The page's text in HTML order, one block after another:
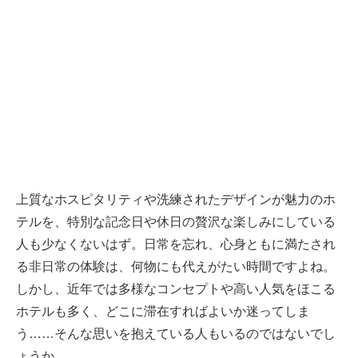
上質なホスピタリティや洗練されたデザインが魅力のホ
テルを、特別な記念日や休日の贅沢な楽しみにしている
人も少なくないはず。日常を忘れ、心身ともに満たされ
る非日常の体験は、何物にも代えがたい時間ですよね。
しかし、近年では多様なコンセプトや高い人気をほこる
ホテルも多く、どこに滞在すればよいか迷ってしま
う……そんな思いを抱えている人もいるのではないでし